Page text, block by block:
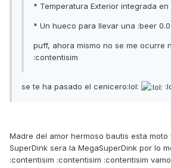
* Temperatura Exterior integrada
* Un hueco para llevar una :beer
puff, ahora mismo no se me ocurre
:contentisim
se te ha pasado el cenicero:lol:
Madre del amor hermoso bautis esta moto
SuperDink sera la MegaSuperDink por lo
:contentisim :contentisim :contentisim